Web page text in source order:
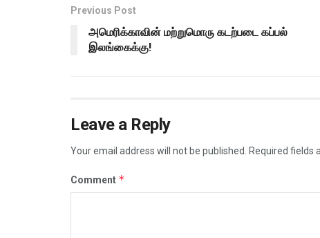
Previous Post
அமெரிக்காவின் மற்றுமொரு கடற்படை கப்பல்
இலங்கைக்கு!
Leave a Reply
Your email address will not be published. Required fields
Comment *